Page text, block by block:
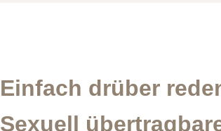
Einfach drüber
Sexuell